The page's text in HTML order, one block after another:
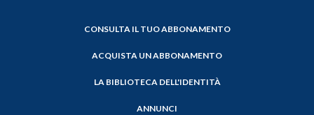
CONSULTA IL TUO ABBONAMENTO
ACQUISTA UN ABBONAMENTO
LA BIBLIOTECA DELL'IDENTITÀ
ANNUNCI